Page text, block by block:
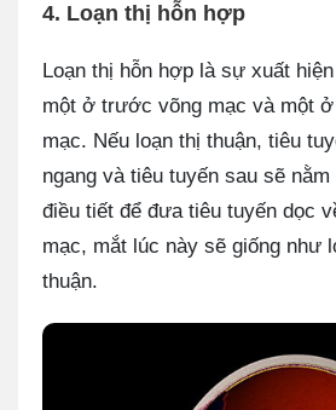
4. Loạn thị hỗn hợp
Loạn thị hỗn hợp là sự xuất
một ở trước võng mạc và một
mạc. Nếu loạn thị thuận, tiêu
ngang và tiêu tuyến sau sẽ
điều tiết để đưa tiêu tuyến dọc
mạc, mắt lúc này sẽ giống như
thuận.